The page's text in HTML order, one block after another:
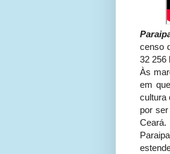
censo
32 256
Às
em
cultura
por
Ceará.